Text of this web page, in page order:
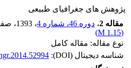
پژوهش های جغرافیای طبیعی
مقاله 2
، دوره 46، شماره 4 ، 1393 ،
(
1.15 M
)
نوع مقاله: مقاله کامل
شناسه دیجیتال (DOI):